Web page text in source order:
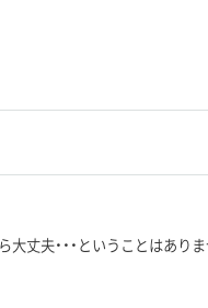
丈夫・・・ということはあり